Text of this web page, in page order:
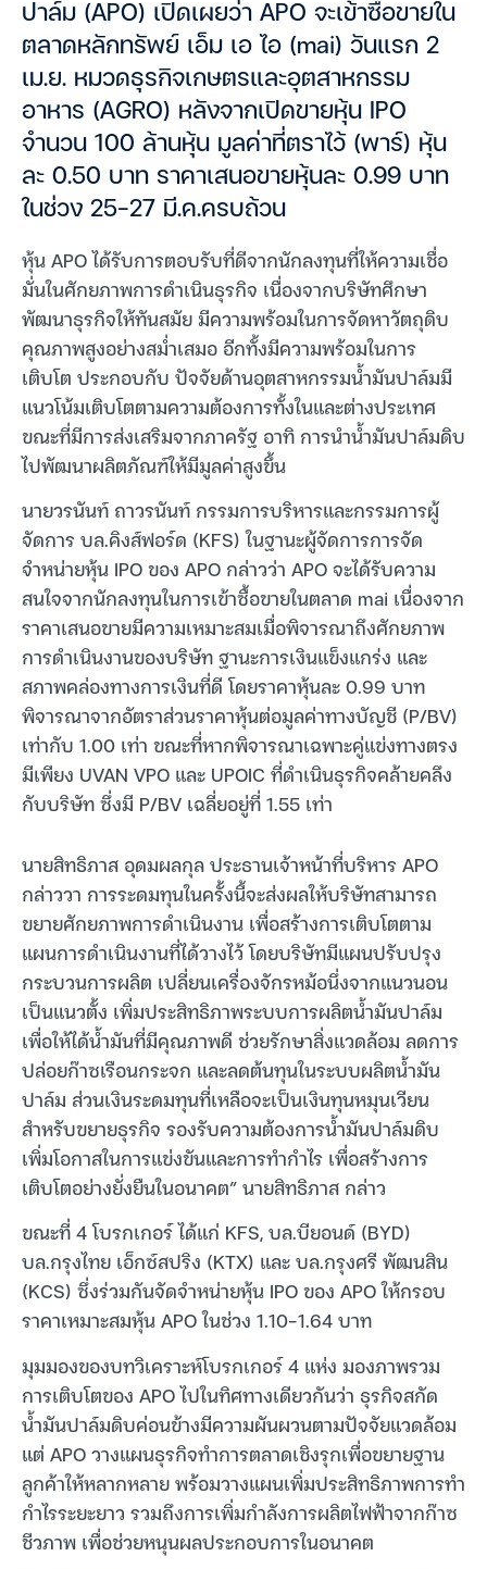
ปาล์ม (APO) เปิดเผยว่า APO จะเข้าซื้อขายใน
ตลาดหลักทรัพย์ เอ็ม เอ ไอ (mai) วันแรก 2
เม.ย. หมวดธุรกิจเกษตรและอุตสาหกรรม
อาหาร (AGRO) หลังจากเปิดขายหุ้น IPO
จำนวน 100 ล้านหุ้น มูลค่าที่ตราไว้ (พาร์) หุ้น
ละ 0.50 บาท ราคาเสนอขายหุ้นละ 0.99 บาท
ในช่วง 25-27 มี.ค.ครบถ้วน
หุ้น APO ได้รับการตอบรับที่ดีจากนักลงทุนที่ให้ความเชื่อ
มั่นในศักยภาพการดำเนินธุรกิจ เนื่องจากบริษัทศึกษา
พัฒนาธุรกิจให้ทันสมัย มีความพร้อมในการจัดหาวัตถุดิบ
คุณภาพสูงอย่างสม่ำเสมอ อีกทั้งมีความพร้อมในการ
เติบโต ประกอบกับ ปัจจัยด้านอุตสาหกรรมน้ำมันปาล์มมี
แนวโน้มเติบโตตามความต้องการทั้งในและต่างประเทศ
ขณะที่มีการส่งเสริมจากภาครัฐ อาทิ การนำน้ำมันปาล์มดิบ
ไปพัฒนาผลิตภัณฑ์ให้มีมูลค่าสูงขึ้น
นายวรนันท์ ถาวรนันท์ กรรมการบริหารและกรรมการผู้
จัดการ บล.คิงส์ฟอร์ด (KFS) ในฐานะผู้จัดการการจัด
จำหน่ายหุ้น IPO ของ APO กล่าวว่า APO จะได้รับความ
สนใจจากนักลงทุนในการเข้าซื้อขายในตลาด mai เนื่องจาก
ราคาเสนอขายมีความเหมาะสมเมื่อพิจารณาถึงศักยภาพ
การดำเนินงานของบริษัท ฐานะการเงินแข็งแกร่ง และ
สภาพคล่องทางการเงินที่ดี โดยราคาหุ้นละ 0.99 บาท
พิจารณาจากอัตราส่วนราคาหุ้นต่อมูลค่าทางบัญชี (P/BV)
เท่ากับ 1.00 เท่า ขณะที่หากพิจารณาเฉพาะคู่แข่งทางตรง
มีเพียง UVAN VPO และ UPOIC ที่ดำเนินธุรกิจคล้ายคลึง
กับบริษัท ซึ่งมี P/BV เฉลี่ยอยู่ที่ 1.55 เท่า
นายสิทธิภาส อุดมผลกุล ประธานเจ้าหน้าที่บริหาร APO
กล่าววา การระดมทุนในครั้งนี้จะส่งผลให้บริษัทสามารถ
ขยายศักยภาพการดำเนินงาน เพื่อสร้างการเติบโตตาม
แผนการดำเนินงานที่ได้วางไว้ โดยบริษัทมีแผนปรับปรุง
กระบวนการผลิต เปลี่ยนเครื่องจักรหม้อนึ่งจากแนวนอน
เป็นแนวตั้ง เพิ่มประสิทธิภาพระบบการผลิตน้ำมันปาล์ม
เพื่อให้ได้น้ำมันที่มีคุณภาพดี ช่วยรักษาสิ่งแวดล้อม ลดการ
ปล่อยก๊าซเรือนกระจก และลดต้นทุนในระบบผลิตน้ำมัน
ปาล์ม ส่วนเงินระดมทุนที่เหลือจะเป็นเงินทุนหมุนเวียน
สำหรับขยายธุรกิจ รองรับความต้องการน้ำมันปาล์มดิบ
เพิ่มโอกาสในการแข่งขันและการทำกำไร เพื่อสร้างการ
เติบโตอย่างยั่งยืนในอนาคต” นายสิทธิภาส กล่าว
ขณะที่ 4 โบรกเกอร์ ได้แก่ KFS, บล.บียอนด์ (BYD)
บล.กรุงไทย เอ็กซ์สปริง (KTX) และ บล.กรุงศรี พัฒนสิน
(KCS) ซึ่งร่วมกันจัดจำหน่ายหุ้น IPO ของ APO ให้กรอบ
ราคาเหมาะสมหุ้น APO ในช่วง 1.10-1.64 บาท
มุมมองของบทวิเคราะห์โบรกเกอร์ 4 แห่ง มองภาพรวม
การเติบโตของ APO ไปในทิศทางเดียวกันว่า ธุรกิจสกัด
น้ำมันปาล์มดิบค่อนข้างมีความผันผวนตามปัจจัยแวดล้อม
แต่ APO วางแผนธุรกิจทำการตลาดเชิงรุกเพื่อขยายฐาน
ลูกค้าให้หลากหลาย พร้อมวางแผนเพิ่มประสิทธิภาพการทำ
กำไรระยะยาว รวมถึงการเพิ่มกำลังการผลิตไฟฟ้าจากก๊าซ
ชีวภาพ เพื่อช่วยหนุนผลประกอบการในอนาคต